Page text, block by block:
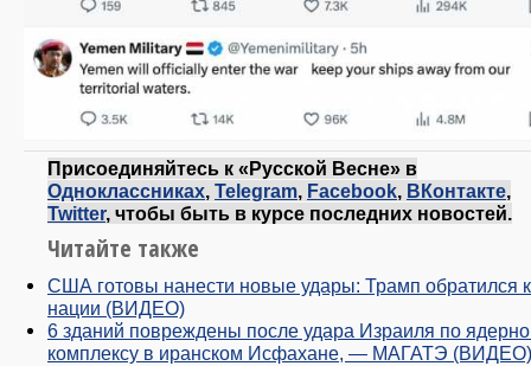
Присоединяйтесь к «Русской Весне» в
Одноклассниках, Telegram, Facebook, ВКонтакте,
Twitter, чтобы быть в курсе последних новостей.
Читайте также
США готовы нанести новые удары: Трамп обратился к
нации (ВИДЕО)
6 зданий повреждены после удара Израиля по
комплексу в иранском Исфахане, — МАГАТЭ (ВИДЕО)